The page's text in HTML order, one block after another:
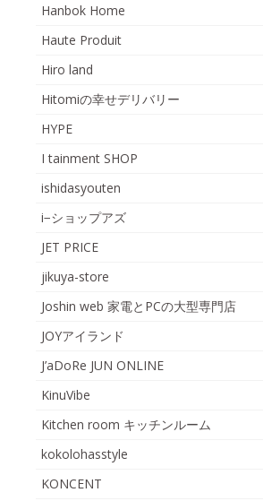
Hanbok Home
Haute Produit
Hiro land
Hitomiの幸せデリバリー
HYPE
I tainment SHOP
ishidasyouten
i−ショップアズ
JET PRICE
jikuya-store
Joshin web 家電とPCの大型専門店
JOYアイランド
J’aDoRe JUN ONLINE
KinuVibe
Kitchen room キッチンルーム
kokolohasstyle
KONCENT